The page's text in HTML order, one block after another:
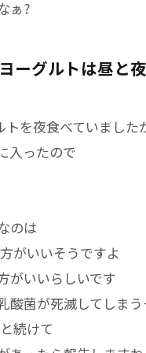
ぁ?
ーグルトは昼と夜
トを夜食べていました
入ったので
のは
がいいそうですよ
がいいらしいです
酸菌が死滅してしま
続けて